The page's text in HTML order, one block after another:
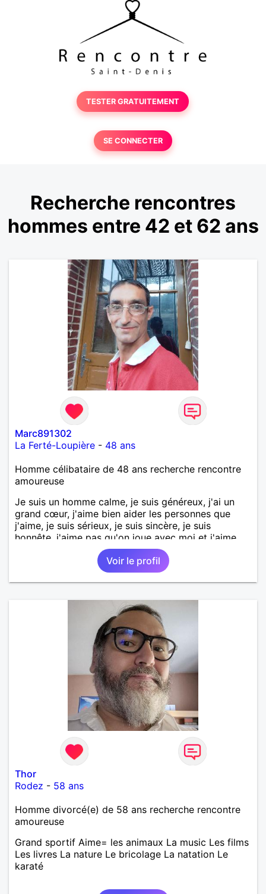
TESTER GRATUITEMENT
SE CONNECTER
Recherche rencontres
hommes entre 42 et 62 ans
Marc891302
La Ferté-Loupière - 48 ans
Homme célibataire de 48 ans recherche rencontre
amoureuse
Je suis un homme calme, je suis généreux, j'ai un
grand cœur, j'aime bien aider les personnes que
j'aime, je suis sérieux, je suis sincère, je suis
honnête, j'aime pas qu'on joue avec moi et j'aime
pas les mensonges. Je cherche une relation
amoureuse et sérieuse.Voir le profil
Thor
Rodez - 58 ans
Homme divorcé(e) de 58 ans recherche rencontre
amoureuse
Grand sportif Aime= les animaux La music Les films
Les livres La nature Le bricolage La natation Le
karaté